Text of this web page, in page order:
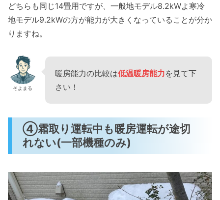
どちらも同じ14畳用ですが、一般地モデル8.2kWよ寒冷
地モデル9.2kWの方が能力が大きくなっていることが分か
りますね。
そよまる
暖房能力の比較は低温暖房能力を見て下
さい！
④霜取り運転中も暖房運転が途切
れない(一部機種のみ)